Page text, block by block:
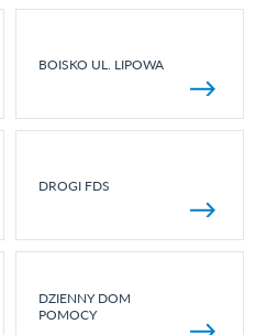
BOISKO UL. LIPOWA
DROGI FDS
DZIENNY DOM
POMOCY